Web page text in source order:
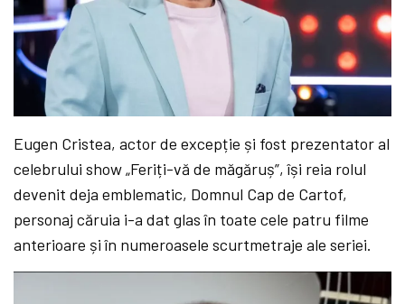
Eugen Cristea, actor de excepție și fost prezentator al
celebrului show „Feriți-vă de măgăruș”, își reia rolul
devenit deja emblematic, Domnul Cap de Cartof,
personaj căruia i-a dat glas în toate cele patru filme
anterioare și în numeroasele scurtmetraje ale seriei.